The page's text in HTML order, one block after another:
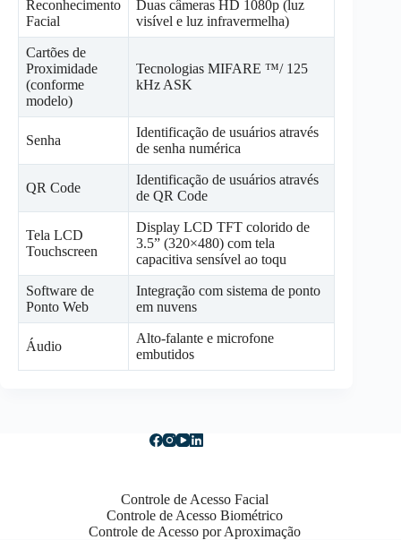
Reconhecimento
Facial
Duas câmeras HD 1080p (luz
visível e luz infravermelha)
Cartões de
Proximidade
(conforme
modelo)
Tecnologias MIFARE ™/ 125
kHz ASK
Senha
Identificação de usuários através
de senha numérica
QR Code
Identificação de usuários através
de QR Code
Tela LCD
Touchscreen
Display LCD TFT colorido de
3.5” (320×480) com tela
capacitiva sensível ao toqu
Software de
Ponto Web
Integração com sistema de ponto
em nuvens
Áudio
Alto-falante e microfone
embutidos
Controle de Acesso Facial
Controle de Acesso Biométrico
Controle de Acesso por Aproximação